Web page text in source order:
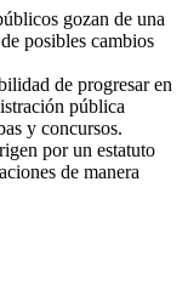
gozan de una
posibles cambios
de progresar en
pública
y concursos.
por un estatuto
de manera